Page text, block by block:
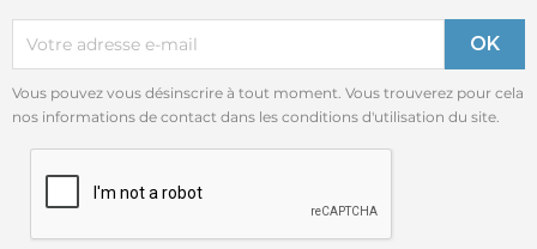
Vous pouvez vous désinscrire à tout moment. Vous trouverez pour cela
nos informations de contact dans les conditions d'utilisation du site.